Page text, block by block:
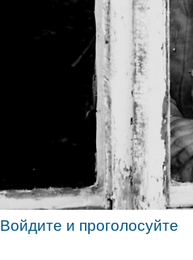
Войдите и проголосуйте